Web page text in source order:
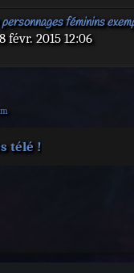
féminins
févr. 2015 12:06
télé !